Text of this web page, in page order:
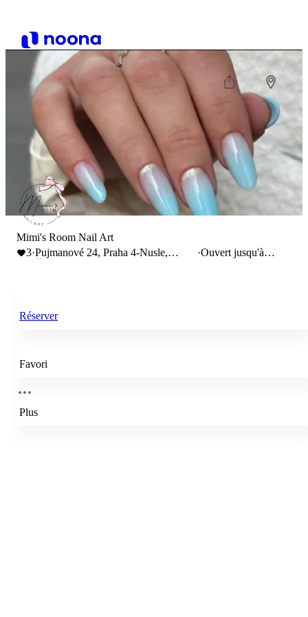
Mimi's Room Nail Art
3·Pujmanové 24, Praha 4-Nusle,
·Ouvert jusqu'à
Réserver
Favori
Plus